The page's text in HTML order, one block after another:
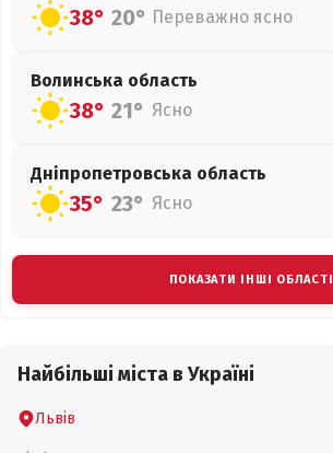
38° 20° Переважно ясно
Волинська область
38° 21° Ясно
Дніпропетровська область
35° 23° Ясно
ПОКАЗАТИ ІНШІ ОБЛАСТІ
Найбільші міста в Україні
Львів